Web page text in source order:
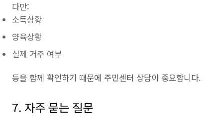
다만:
소득상황
양육상황
실제 거주 여부
등을 함께 확인하기 때문에 주민센터 상담이 중요합니다.
7. 자주 묻는 질문